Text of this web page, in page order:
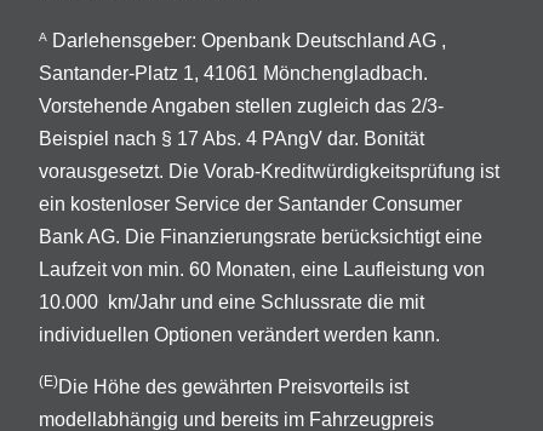
A
Darlehensgeber: Openbank Deutschland AG ,
Santander-Platz 1, 41061 Mönchengladbach.
Vorstehende Angaben stellen zugleich das 2/3-
Beispiel nach § 17 Abs. 4 PAngV dar. Bonität
vorausgesetzt. Die Vorab-Kreditwürdigkeitsprüfung ist
ein kostenloser Service der Santander Consumer
Bank AG. Die Finanzierungsrate berücksichtigt eine
Laufzeit von min. 60 Monaten, eine Laufleistung von
10.000 km/Jahr und eine Schlussrate die mit
individuellen Optionen verändert werden kann.
(E)Die Höhe des gewährten Preisvorteils ist
modellabhängig und bereits im Fahrzeugpreis